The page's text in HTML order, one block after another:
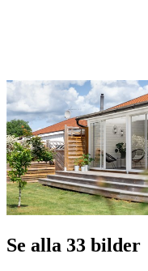
Se alla 33 bilder